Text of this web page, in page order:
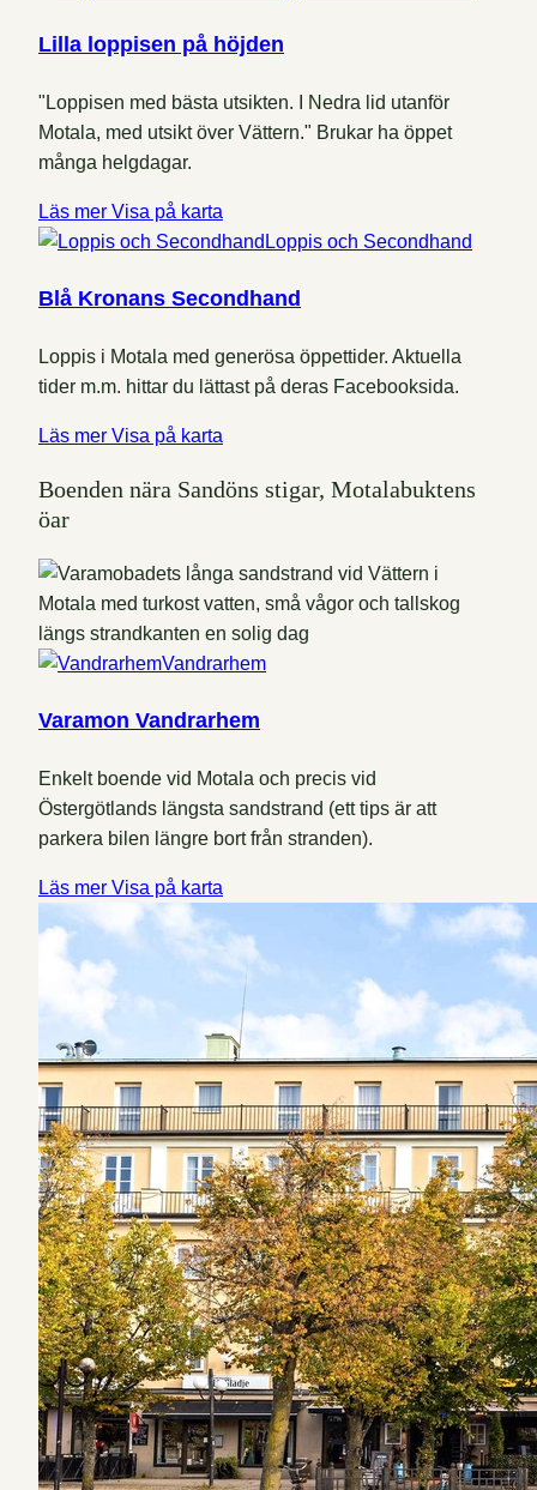
Lilla loppisen på höjden
"Loppisen med bästa utsikten. I Nedra lid utanför
Motala, med utsikt över Vättern." Brukar ha öppet
många helgdagar.
Läs mer Visa på karta
Loppis och Secondhand
Blå Kronans Secondhand
Loppis i Motala med generösa öppettider. Aktuella
tider m.m. hittar du lättast på deras Facebooksida.
Läs mer Visa på karta
Boenden nära Sandöns stigar, Motalabuktens
öar
Vandrarhem
Varamon Vandrarhem
Enkelt boende vid Motala och precis vid
Östergötlands längsta sandstrand (ett tips är att
parkera bilen längre bort från stranden).
Läs mer Visa på karta